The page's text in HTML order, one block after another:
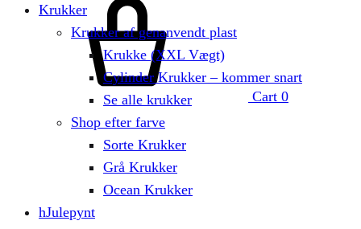
Cart 0
Krukker
Krukker af genanvendt plast
Krukke (XXL Vægt)
Cylinder Krukker – kommer snart
Se alle krukker
Shop efter farve
Sorte Krukker
Grå Krukker
Ocean Krukker
hJulepynt